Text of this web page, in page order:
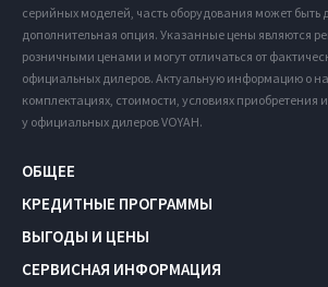
серийных моделей, часть оборудования может быть
дополнительная опция. Указанные цены являются
розничными ценами и могут отличаться от
официальных дилеров. Актуальную информацию о
комплектациях, стоимости, условиях приобретения
у официальных дилеров VOYAH.
ОБЩЕЕ
КРЕДИТНЫЕ ПРОГРАММЫ
ВЫГОДЫ И ЦЕНЫ
СЕРВИСНАЯ ИНФОРМАЦИЯ